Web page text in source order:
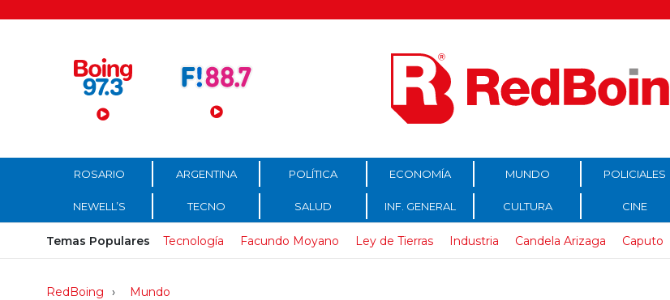
Menú Principal
ROSARIO ARGENTINA POLÍTICA ECONOMÍA MUNDO POLICIALES
NEWELL’S TECNO SALUD INF. GENERAL CULTURA CINE
Temas Populares Tecnología Facundo Moyano Ley de Tierras Industria Candela Arizaga Caputo
RedBoing Mundo